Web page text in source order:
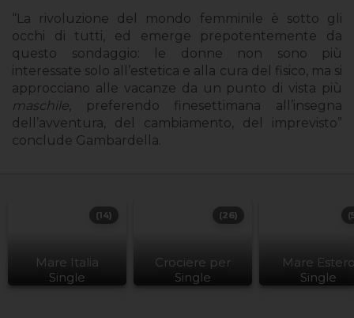
“La rivoluzione del mondo femminile è sotto gli
occhi di tutti, ed emerge prepotentemente da
questo sondaggio: le donne non sono più
interessate solo all’estetica e alla cura del fisico, ma si
approcciano alle vacanze da un punto di vista più
maschile , preferendo finesettimana all’insegna
dell’avventura, del cambiamento, del imprevisto”
conclude Gambardella.
Mare Italia
Single
(14)
Crociere per
Single
(26)
Mare
Single